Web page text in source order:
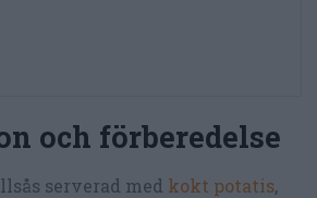
och förberedelse
serverad med kokt potatis,